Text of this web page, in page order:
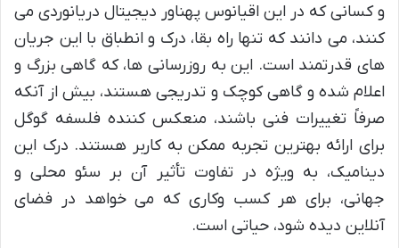
و کسانی که در این اقیانوس پهناور دیجیتال دریانوردی می
کنند، می دانند که تنها راه بقا، درک و انطباق با این جریان
های قدرتمند است. این به روزرسانی ها، که گاهی بزرگ و
اعلام شده و گاهی کوچک و تدریجی هستند، بیش از آنکه
صرفاً تغییرات فنی باشند، منعکس کننده فلسفه گوگل
برای ارائه بهترین تجربه ممکن به کاربر هستند. درک این
دینامیک، به ویژه در تفاوت تأثیر آن بر سئو محلی و
جهانی، برای هر کسب وکاری که می خواهد در فضای
آنلاین دیده شود، حیاتی است.